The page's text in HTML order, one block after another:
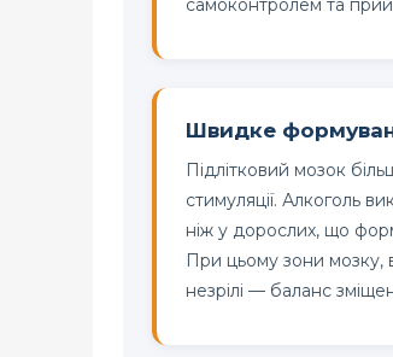
самоконтролем та
Швидке
Підлітковий мозок
стимуляції. Алкоголь
ніж у дорослих, що
При цьому зони мозку,
незрілі — баланс